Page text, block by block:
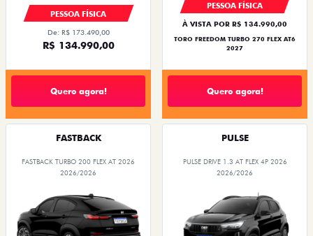
PESSOA FÍSICA
De: R$ 173.490,00
R$ 134.990,00
Quero agora!
PESSOA FÍSICA
À VISTA POR R$ 134.990,00
TORO FREEDOM TURBO 270 FLEX AT6
2027
Quero agora!
FASTBACK
FASTBACK TURBO 200 FLEX AT 2026
2026/2026
PULSE
PULSE DRIVE 1.3 AT FLEX 4P 2026
2026/2026